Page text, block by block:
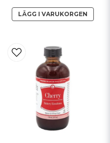
LÄGG I VARUKORGEN
fråga